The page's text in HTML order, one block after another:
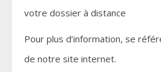
votre dossier à distance
Pour plus d’information, se
de notre site internet.